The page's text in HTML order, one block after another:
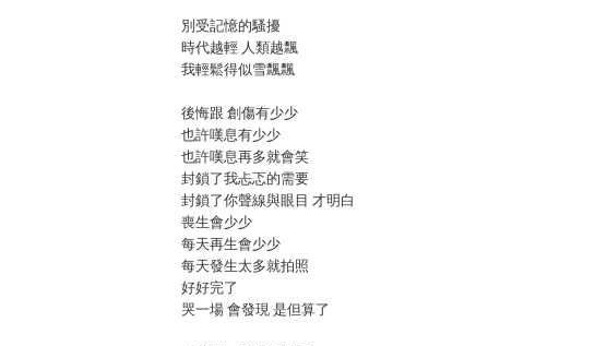
別受記憶的騷擾
時代越輕 人類越飄
我輕鬆得似雪飄飄
後悔跟 創傷有少少
也許嘆息有少少
也許嘆息再多就會笑
封鎖了我忐忑的需要
封鎖了你聲線與眼目 才明白
喪生會少少
每天再生會少少
每天發生太多就拍照
好好完了
哭一場 會發現 是但算了